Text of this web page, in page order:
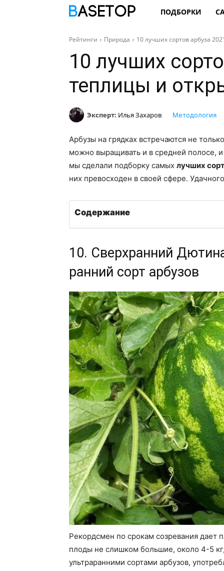
ПОДБОРКИ
Рейтинги Природа 10 лучших сортов арбуза
10 лучших
теплицы и
Эксперт: Илья Захаров Методология
Арбузы на грядках встречаются не
можно выращивать и в средней полосе,
мы сделали подборку самых лучших
них превосходен в своей сфере.
Содержание
10. Сверхранний
ранний сорт арбузов
Рекордсмен по срокам созревания дает
плоды не слишком большие, около 4-5
ультраранними сортами арбузов,